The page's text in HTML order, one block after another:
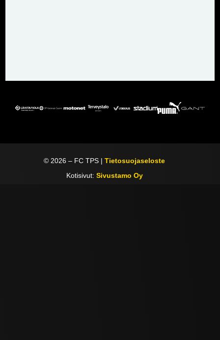
© 2026 – FC TPS |Tietosuojaseloste
Kotisivut: Sivustamo Oy